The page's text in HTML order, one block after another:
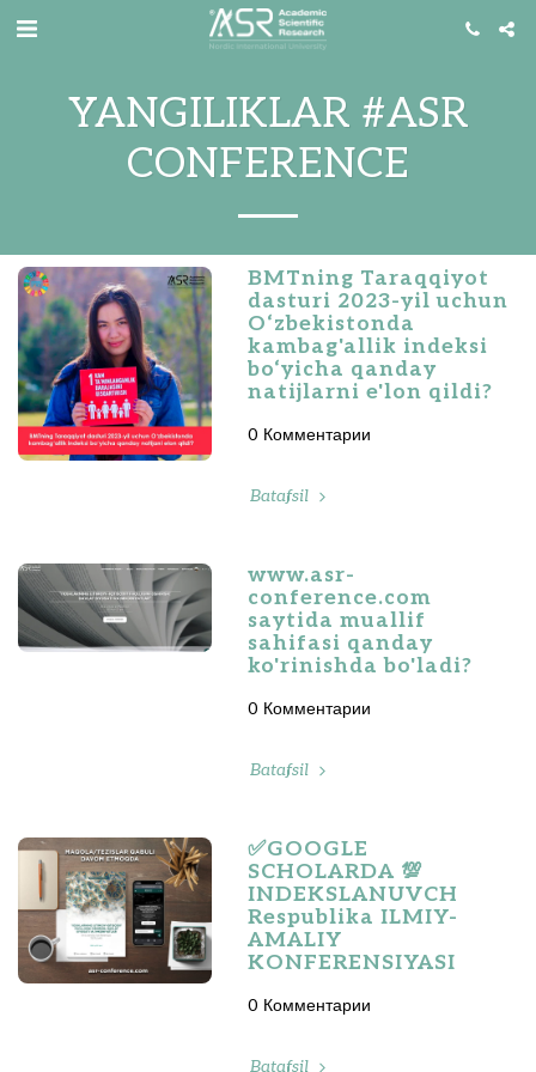
YANGILIKLAR #ASR
CONFERENCE
BMTning Taraqqiyot
dasturi 2023-yil uchun
O‘zbekistonda
kambag'allik indeksi
bo‘yicha qanday
natijlarni e'lon qildi?
0 Комментарии
Batafsil
www.asr-
conference.com
saytida muallif
sahifasi qanday
ko'rinishda bo'ladi?
0 Комментарии
Batafsil
✅GOOGLE
SCHOLARDA 💯
INDEKSLANUVCH
Respublika ILMIY-
AMALIY
KONFERENSIYASI
0 Комментарии
Batafsil